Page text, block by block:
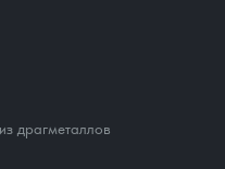
драгметаллов